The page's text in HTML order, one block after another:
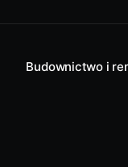
na ściskanie oraz
Budownictwo i